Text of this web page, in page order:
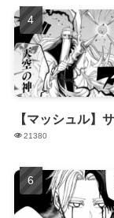
【マッシュル】
21380